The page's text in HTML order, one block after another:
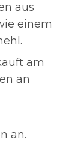
aus
einem
am
an
an.